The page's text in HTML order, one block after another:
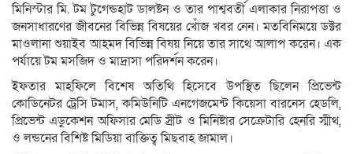
মিনিস্টার মি. টম টুগেন্ডহাট ডালষ্টন ও তার পাশ্ববর্তী এলাকার নিরাপত্তা ও
জনসাধারণের জীবনের বিভিন্ন বিষয়ের খোঁজ খবর নেন। মতবিনিময়ে ডক্টর
মাওলানা শুয়াইব আহমদ বিভিন্ন বিষয় নিয়ে তার সাথে আলাপ করেন। এক
পর্যায়ে টম মসজিদ ও মাদ্রাসা পরিদর্শন করেন।
ইফতার মাহফিলে বিশেষ অতিথি হিসেবে উপস্থিত ছিলেন প্রিভেন্ট
কোডিনেটর ট্রেসি টমাস, কমিউনিটি এনগেজমেন্ট কিয়েসা বারনেস হেডলি,
প্রিভেন্ট এডুকেশন অফিসার মেডি স্রীট ও মিনিষ্টার সেক্রেটারি হেনরি স্মীথ,
ও লন্ডনের বিশিষ্ট মিডিয়া বাক্তিত্ব মিছবাহ জামাল।